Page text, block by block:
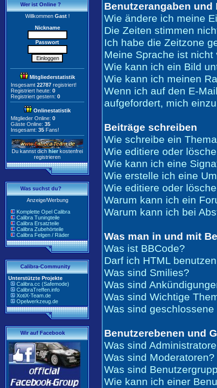
Wer ist Online ?
WillkommenGast!
Nickname
Passwort
Mitgliederstatistik
Insgesamt 22787 registriert!
Registriert heute: 0
Registriert gestern: 0
Onlinestatistik
Mitglieder Online: 0
Gäste Online: 35
Insgesamt: 35 Fans!
Du kannst dich hier kostenfrei
registrieren
Was suchst du?
Anzeige/Werbung
Komplette Opel Calibra
Calibra Tuningteile
Calibra Ersatzteile
Calibra Zubehörteile
Calibra Felgen / Räder
Calibra-Community
Unterstützte Projekte
Calibra.cc (Safemode)
CalibraTreffen.info
XotiX-Team.de
Opelwerkzeug.de
Wir auf Facebook
Benutzerangaben
Wie ändere ich meine
Die Zeiten stimmen
Ich habe die Zeitzone
Meine Sprache ist nicht
Wie kann ich ein Bild
Wie kann ich meinen
Wenn ich auf den E-
aufgefordert, mich
Beiträge schreiben
Wie schreibe ein
Wie editiere oder
Wie kann ich eine
Wie erstelle ich eine
Wie editiere oder
Warum kann ich ein
Warum kann ich bei
Was man in und mit
Was ist BBCode?
Darf ich HTML
Was sind Smilies?
Was sind
Was sind Wichtige
Was sind
Benutzerebenen und
Was sind
Was sind Moderatoren?
Was sind
Wie kann ich einer